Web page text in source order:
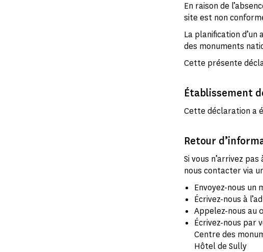
En raison de
site est non
La planification
des monuments
Cette présente
Établissement
Cette déclaration a
Retour
Si vous n’arrivez
nous contacter via
Envoyez-nous un
Écrivez-nous à
Appelez-nous au
Écrivez-nous par
Centre des
Hôtel de Sully